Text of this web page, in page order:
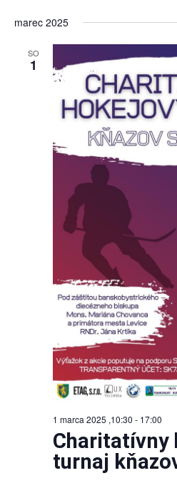
marec 2025
SO
1
1 marca 2025 ,10:30 - 17:00
Charitatívny
turnaj